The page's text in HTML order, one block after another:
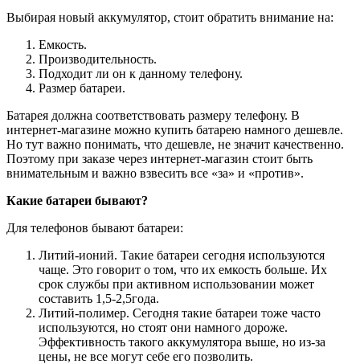
Выбирая новый аккумулятор, стоит обратить внимание на:
Емкость.
Производительность.
Подходит ли он к данному телефону.
Размер батареи.
Батарея должна соответствовать размеру телефону. В
интернет-магазине можно купить батарею намного дешевле.
Но тут важно понимать, что дешевле, не значит качественно.
Поэтому при заказе через интернет-магазин стоит быть
внимательным и важно взвесить все «за» и «против».
Какие батареи бывают?
Для телефонов бывают батареи:
Литий-ионий. Такие батареи сегодня используются
чаще. Это говорит о том, что их емкость больше. Их
срок службы при активном использовании может
составить 1,5-2,5года.
Литий-полимер. Сегодня такие батареи тоже часто
используются, но стоят они намного дороже.
Эффективность такого аккумулятора выше, но из-за
цены, не все могут себе его позволить.